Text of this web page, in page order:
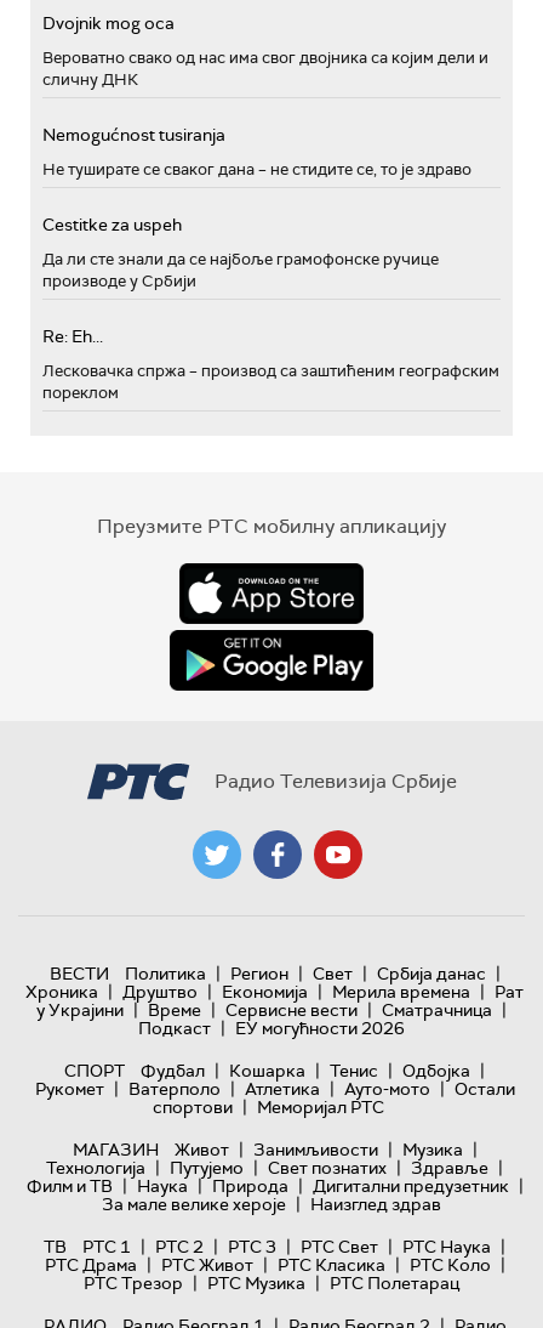
Dvojnik mog oca
Вероватно свако од нас има свог двојника са којим дели и
сличну ДНК
Nemogućnost tusiranja
Не туширате се сваког дана – не стидите се, то је здраво
Cestitke za uspeh
Да ли сте знали да се најбоље грамофонске ручице
производе у Србији
Re: Eh...
Лесковачка спржа – производ са заштићеним географским
пореклом
Преузмите РТС мобилну апликацију
Радио Телевизија Србије
ВЕСТИ Политика | Регион | Свет | Србија данас |
Хроника | Друштво | Економија | Мерила времена | Рат
у Украјини | Време | Сервисне вести | Сматрачница |
Подкаст | ЕУ могућности 2026
СПОРТ
Фудбал | Кошарка | Тенис | Одбојка |
Рукомет | Ватерполо | Атлетика | Ауто-мото | Остали
спортови | Меморијал РТС
МАГАЗИН
Живот | Занимљивости | Музика |
Технологијa | Путујемо | Свет познатих | Здравље |
Филм и ТВ | Наука | Природа | Дигитални предузетник |
За мале велике хероје | Наизглед здрав
ТВ
РТС 1 | РТС 2 | РТС 3 | РТС Свет | РТС Наука |
РТС Драма | РТС Живот | РТС Класика | РТС Коло |
РТС Трезор | РТС Музика | РТС Полетарац